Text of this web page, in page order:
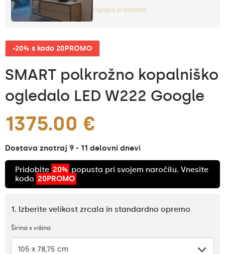
Oglejte si navdihe
-20% s kodo 20PROMO
SMART polkrožno kopalniško
ogledalo LED W222 Google
1375.00 €
Dostava znotraj 9 - 11 delovni dnevi
Pridobite 20% popusta pri svojem naročilu. Vnesite
kodo 20PROMO
1. Izberite velikost zrcala in standardno opremo
Širina x višina
105 x 78,75 cm